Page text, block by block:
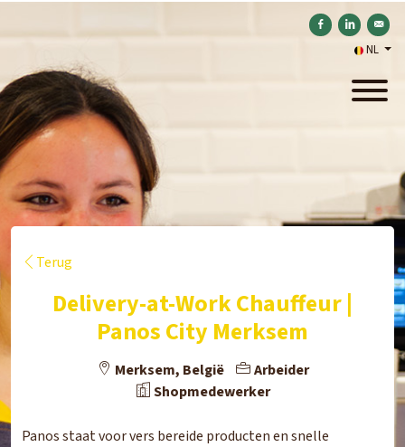
Delen op Facebook
Delen op
NL
Terug
Delivery-at-Work Chauffeur |
Panos City Merksem
Merksem, België
Arbeider
Shopmedewerker
Panos staat voor vers bereide producten en snelle